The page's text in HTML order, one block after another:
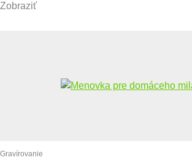
Zobraziť
Gravírovanie